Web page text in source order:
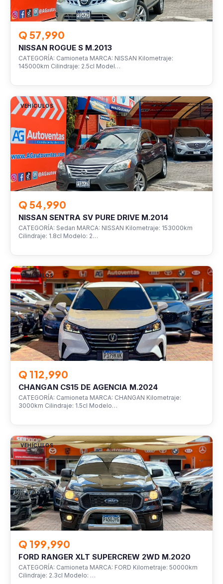
Q 57,990
NISSAN ROGUE S M.2013
CATEGORÍA: Camioneta MARCA: NISSAN Kilometraje:
145000km Cilindraje: 2.5cl Model…
VEHÍCULOS
Q 54,990
NISSAN SENTRA SV PURE DRIVE M.2014
CATEGORÍA: Sedan MARCA: NISSAN Kilometraje: 153000km
Cilindraje: 1.8cl Modelo: 2…
VEHÍCULOS
Q 112,990
CHANGAN CS15 DE AGENCIA M.2024
CATEGORÍA: Camioneta MARCA: CHANGAN Kilometraje:
3000km Cilindraje: 1.5cl Modelo…
VEHÍCULOS
Q 199,990
FORD RANGER XLT SUPERCREW 2WD M.2020
CATEGORÍA: Camioneta MARCA: FORD Kilometraje: 50000km
Cilindraje: 2.3cl Modelo: …